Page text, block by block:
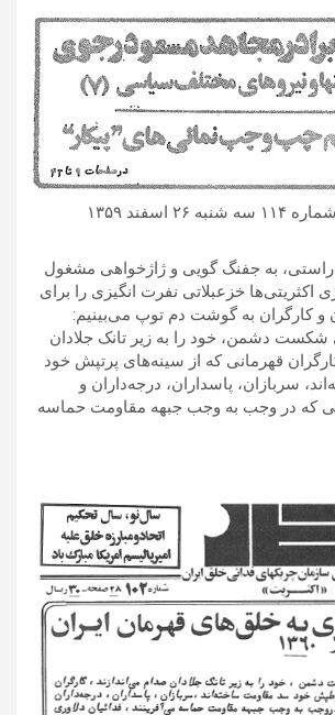
به جفنگ گویی و ژاژخواهی مشغول
اکثریتی‌ها خزعبلاتی نفرت انگیزی را برای
و کارگران به گوشت دم توپ می‌بینیم:
شکست دشمن، خود را به زیر تانک جلادان
قهرمانی که از سینه‌های پرتپش خود
سربازان، پاسداران، درجه‌داران و
که در وجب به وجب جبهه مقاومت حماسه